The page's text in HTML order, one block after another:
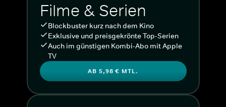
Filme & Serien
Blockbuster kurz nach dem Kino
Exklusive und preisgekrönte Top-Serien
Auch im günstigen Kombi-Abo mit Apple
TV
AB 5,98 € MTL.